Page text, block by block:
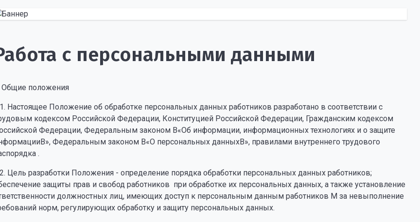
с персональными данными
Общие положения
Настоящее Положение об обработке персональных данных работников разработано в соответствии с
кодексом Российской Федерации, Конституцией Российской Федерации, Гражданским кодексом
Федерации, Федеральным законом В«Об информации, информационных технологиях и о защите
Федеральным законом В«О персональных данныхВ», правилами внутреннего трудового
.
Цель разработки Положения - определение порядка обработки персональных данных работников;
защиты прав и свобод работников при обработке их персональных данных, а также установление
должностных лиц, имеющих доступ к персональным данным работников М за невыполнение
норм, регулирующих обработку и защиту персональных данных.